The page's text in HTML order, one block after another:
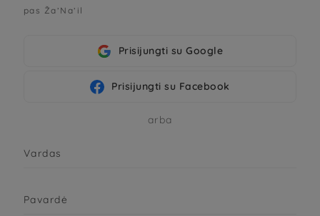
pas Ža’Na’il
Prisijungti su Google
Prisijungti su Facebook
arba
Vardas
Pavardė